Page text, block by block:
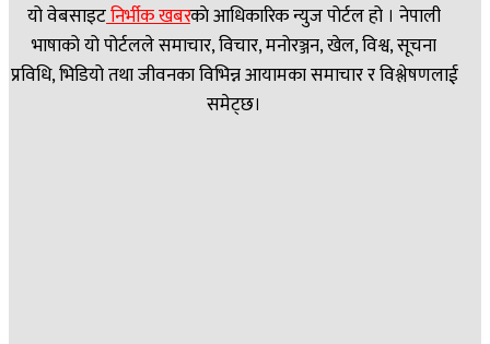
यो वेबसाइटनिर्भीक खबरकाे आधिकारिक न्युज पोर्टल हो । नेपाली
भाषाको यो पोर्टलले समाचार, विचार, मनोरञ्जन, खेल, विश्व, सूचना
प्रविधि, भिडियो तथा जीवनका विभिन्न आयामका समाचार र विश्लेषणलाई
समेट्छ।